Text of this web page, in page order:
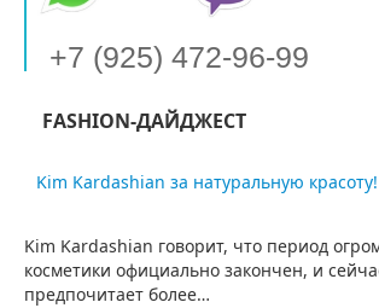
+7 (925) 472-96-99
FASHION-ДАЙДЖЕСТ
Kim Kardashian за натуральную красоту!
Kim Kardashian говорит, что период
косметики официально закончен, и
предпочитает более…